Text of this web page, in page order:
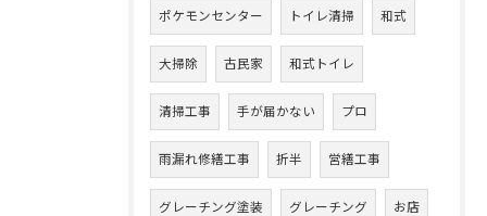
ポケモンセンター トイレ清掃 和式
大掃除 古民家 和式トイレ
清掃工事 手が届かない プロ
雨漏れ修繕工事 折半 営繕工事
グレーチング塗装 グレーチング お店